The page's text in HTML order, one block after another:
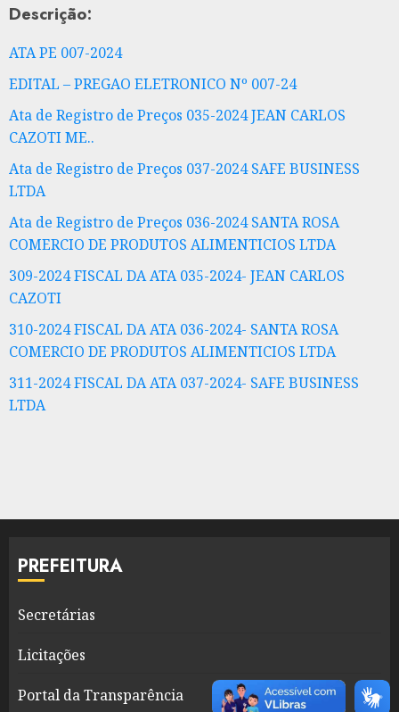
Descrição:
ATA PE 007-2024
EDITAL – PREGAO ELETRONICO Nº 007-24
Ata de Registro de Preços 035-2024 JEAN CARLOS
CAZOTI ME..
Ata de Registro de Preços 037-2024 SAFE BUSINESS
LTDA
Ata de Registro de Preços 036-2024 SANTA ROSA
COMERCIO DE PRODUTOS ALIMENTICIOS LTDA
309-2024 FISCAL DA ATA 035-2024- JEAN CARLOS
CAZOTI
310-2024 FISCAL DA ATA 036-2024- SANTA ROSA
COMERCIO DE PRODUTOS ALIMENTICIOS LTDA
311-2024 FISCAL DA ATA 037-2024- SAFE BUSINESS
LTDA
PREFEITURA
Secretárias
Licitações
Portal da Transparência